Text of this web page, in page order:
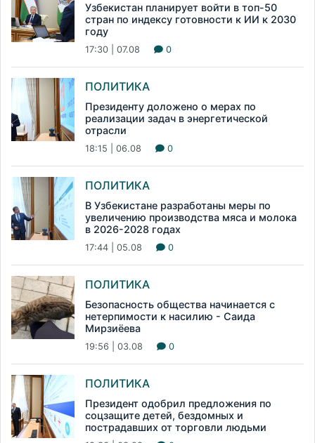
Узбекистан планирует войти в топ-50
стран по индексу готовности к ИИ к 2030
году
17:30 | 07.08 0
ПОЛИТИКА
Президенту доложено о мерах по
реализации задач в энергетической
отрасли
18:15 | 06.08 0
ПОЛИТИКА
В Узбекистане разработаны меры по
увеличению производства мяса и молока
в 2026-2028 годах
17:44 | 05.08 0
ПОЛИТИКА
Безопасность общества начинается с
нетерпимости к насилию - Саида
Мирзиёева
19:56 | 03.08 0
ПОЛИТИКА
Президент одобрил предложения по
соцзащите детей, бездомных и
пострадавших от торговли людьми